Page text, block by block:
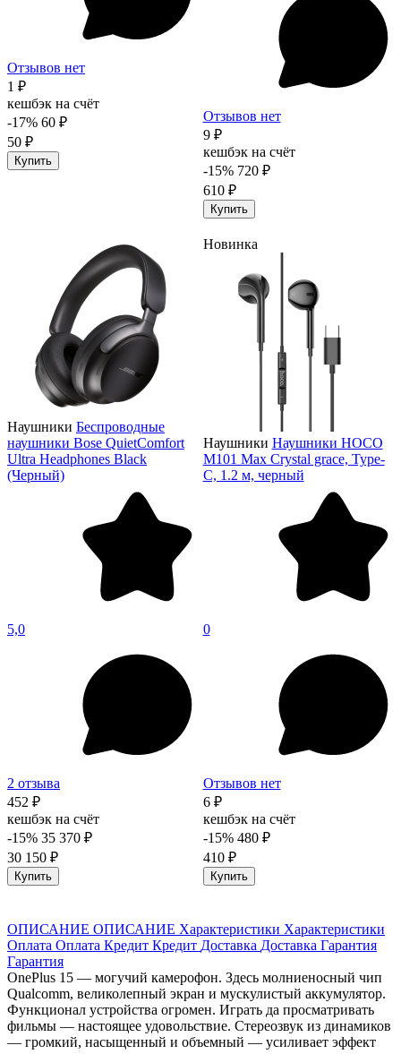
Отзывов нет
1 ₽
кешбэк на счёт
-17% 60 ₽
50 ₽
Купить
Отзывов нет
9 ₽
кешбэк на счёт
-15% 720 ₽
610 ₽
Купить
Наушники Беспроводные
наушники Bose QuietComfort
Ultra Headphones Black
(Черный)
5,0
2 отзыва
452 ₽
кешбэк на счёт
-15% 35 370 ₽
30 150 ₽
Купить
Новинка
Наушники Наушники HOCO
M101 Max Crystal grace, Type-
C, 1.2 м, черный
0
Отзывов нет
6 ₽
кешбэк на счёт
-15% 480 ₽
410 ₽
Купить
ОПИСАНИЕ ОПИСАНИЕ Характеристики Характеристики
Оплата Оплата Кредит Кредит Доставка Доставка Гарантия
Гарантия
OnePlus 15 — могучий камерофон. Здесь молниеносный чип
Qualcomm, великолепный экран и мускулистый аккумулятор.
Функционал устройства огромен. Играть да просматривать
фильмы — настоящее удовольствие. Стереозвук из динамиков
— громкий, насыщенный и объемный — усиливает эффект